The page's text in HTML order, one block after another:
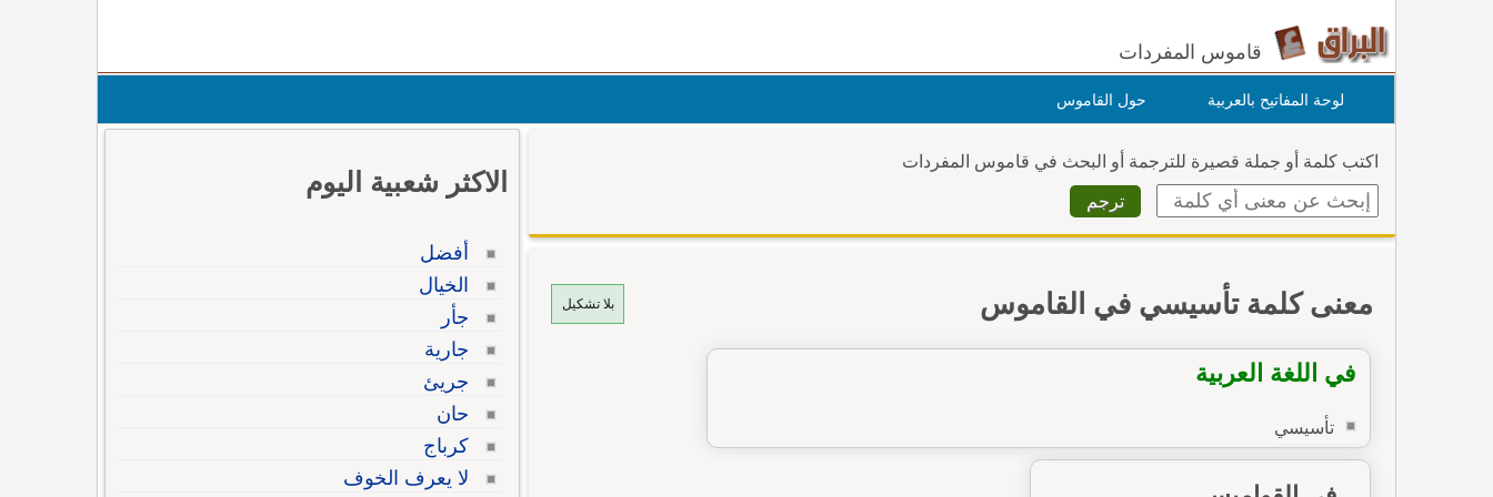
قاموس المفردات
لوحة المفاتيح بالعربية حول القاموس
اكتب كلمة أو جملة قصيرة للترجمة أو البحث في قاموس المفردات
بلا تشكيل معنى كلمة تأسيسي في القاموس
في اللغة العربية
تأسيسي
الاكثر شعبية اليوم
أفضل
الخيال
جأر
جارية
جريئ
حان
كرباج
لا يعرف الخوف